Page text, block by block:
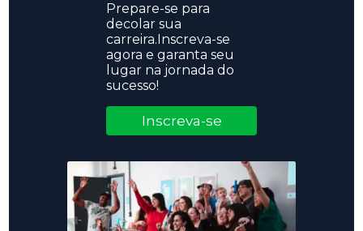
Prepare-se para
decolar sua
carreira.Inscreva-se
agora e garanta seu
lugar na jornada do
sucesso!
Inscreva-se